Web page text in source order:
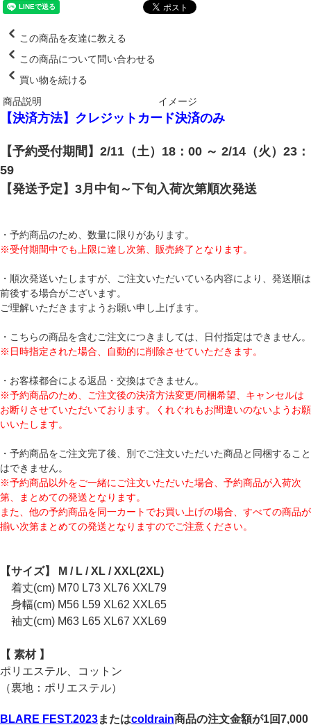
この商品を友達に教える
この商品について問い合わせる
買い物を続ける
商品説明
イメージ
【決済方法】クレジットカード決済のみ
【予約受付期間】2/11（土）18：00 ～ 2/14（火）23：
59
【発送予定】3月中旬～下旬入荷次第順次発送
・予約商品のため、数量に限りがあります。
※受付期間中でも上限に達し次第、販売終了となります。
・順次発送いたしますが、ご注文いただいている内容により、発送順は
前後する場合がございます。
ご理解いただきますようお願い申し上げます。
・こちらの商品を含むご注文につきましては、日付指定はできません。
※日時指定された場合、自動的に削除させていただきます。
・お客様都合による返品・交換はできません。
※予約商品のため、ご注文後の決済方法変更/同梱希望、キャンセルは
お断りさせていただいております。くれぐれもお間違いのないようお願
いいたします。
・予約商品をご注文完了後、別でご注文いただいた商品と同梱すること
はできません。
※予約商品以外をご一緒にご注文いただいた場合、予約商品が入荷次
第、まとめての発送となります。
また、他の予約商品を同一カートでお買い上げの場合、すべての商品が
揃い次第まとめての発送となりますのでご注意ください。
【サイズ】 M / L / XL / XXL(2XL)
着丈(cm) M70 L73 XL76 XXL79
身幅(cm) M56 L59 XL62 XXL65
袖丈(cm) M63 L65 XL67 XXL69
【 素材 】
ポリエステル、コットン
（裏地：ポリエステル）
BLARE FEST.2023またはcoldrain商品の注文金額が1回7,000